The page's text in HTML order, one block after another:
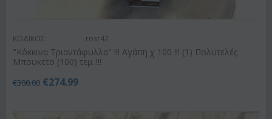
ΚΩΔΙΚΟΣ: rosr42
"Κόκκινα Τριαντάφυλλα" !!! Αγάπη χ 100 !!! (1) Πολυτελές
Μπουκέτο (100) τεμ..!!!
€300.00 €274.99